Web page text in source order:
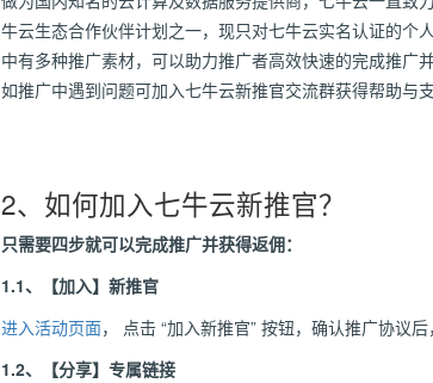
牛云生态合作伙伴计划之一，现只对七牛云实名认证的个
中有多种推广素材，可以助力推广者高效快速的完成推
如推广中遇到问题可加入七牛云新推官交流群获得帮助
2、如何加入七牛云新推官？
只需要四步就可以完成推广并获得返佣：
1.1、【加入】新推官
进入活动页面， 点击 “加入新推官” 按钮，确认推广协议后
1.2、【分享】专属链接